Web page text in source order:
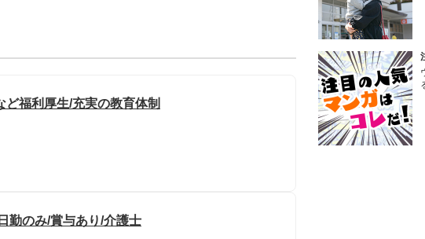
福利厚生/充実の教育体制
勤のみ/賞与あり/介護士